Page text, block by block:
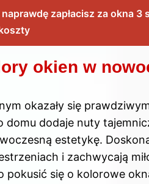
naprawdę zapłacisz za okna 3
okien w
okazały się
domu dodaje nuty
estetykę.
i zachwycają
się o kolorowe